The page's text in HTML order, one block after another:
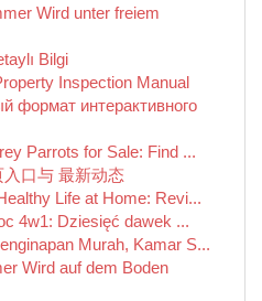
Wird unter freiem
Bilgi
Inspection Manual
формат интерактивного
Parrots for Sale: Find ...
口与 最新动态
Life at Home: Revi...
4w1: Dziesięć dawek ...
Murah, Kamar S...
Wird auf dem Boden